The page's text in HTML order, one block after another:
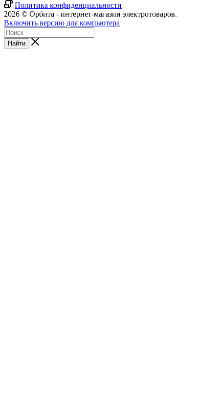
Политика конфиденциальности
2026 © Орбита - интернет-магазин электротоваров.
Включить версию для компьютера
Найти